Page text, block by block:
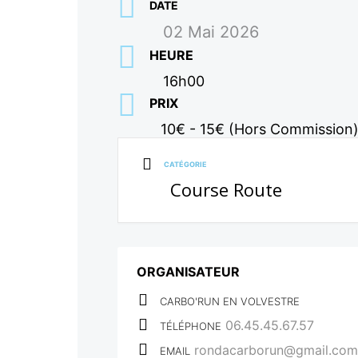
DATE
02 Mai 2026
HEURE
16h00
PRIX
10€ - 15€ (Hors Commission)
CATÉGORIE
Course Route
ORGANISATEUR
CARBO'RUN EN VOLVESTRE
TÉLÉPHONE 06.45.45.67.57
EMAIL rondacarborun@gmail.com